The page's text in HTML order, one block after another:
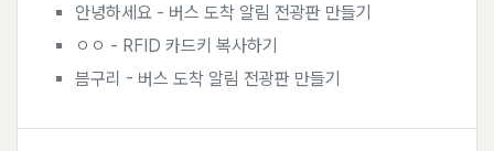
안녕하세요 - 버스 도착 알림 전광판 만들기
ㅇㅇ - RFID 카드키 복사하기
븜구리 - 버스 도착 알림 전광판 만들기